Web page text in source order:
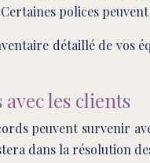
polices
détaillé de vos
les clients
peuvent survenir
dans la résolution